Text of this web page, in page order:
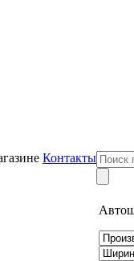
Контакты